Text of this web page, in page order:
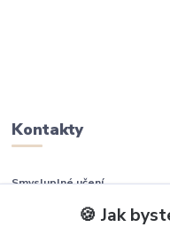
Kontakty
Smysluplné učení
🍪 Jak